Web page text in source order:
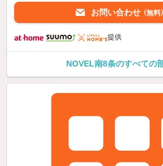
お問い合わせ （無料）
提供
NOVEL南8条のすべての